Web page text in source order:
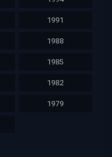
1991
1988
1985
1982
1979